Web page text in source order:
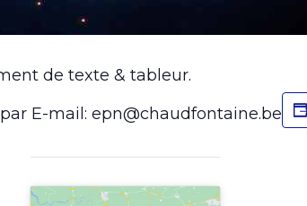
de texte & tableur.
par E-mail: epn@chaudfontaine.be